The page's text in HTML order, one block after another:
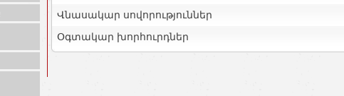
Վնասակար սովորություններ
Օգտակար խորհուրդներ